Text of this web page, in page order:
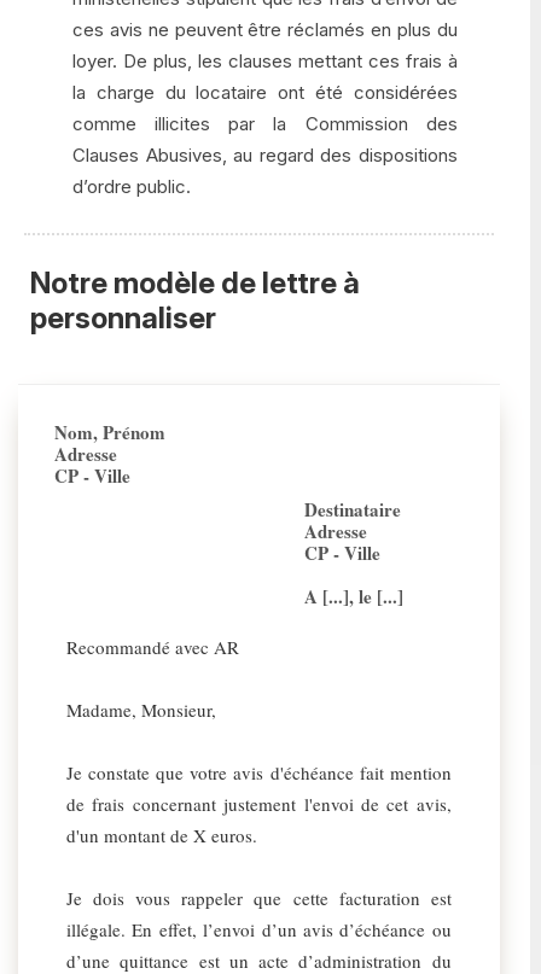
ces avis ne peuvent être réclamés en plus du
loyer. De plus, les clauses mettant ces frais à
la charge du locataire ont été considérées
comme illicites par la Commission des
Clauses Abusives, au regard des dispositions
d’ordre public.
Notre modèle de lettre à
personnaliser
Nom, Prénom
Adresse
CP - Ville
Destinataire
Adresse
CP - Ville
A [...], le [...]
Recommandé avec AR
Madame, Monsieur,
Je constate que votre avis d'échéance fait mention
de frais concernant justement l'envoi de cet avis,
d'un montant de X euros.
Je dois vous rappeler que cette facturation est
illégale. En effet, l’envoi d’un avis d’échéance ou
d’une quittance est un acte d’administration du